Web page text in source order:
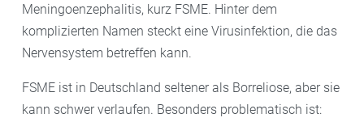
Meningoenzephalitis, kurz FSME. Hinter dem
komplizierten Namen steckt eine Virusinfektion, die das
Nervensystem betreffen kann.
FSME ist in Deutschland seltener als Borreliose, aber sie
kann schwer verlaufen. Besonders problematisch ist: